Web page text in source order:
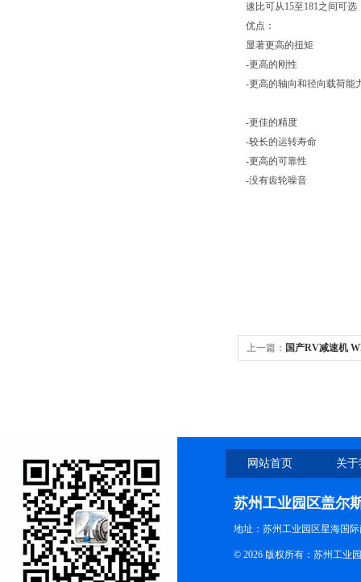
速比可从15至181之间可选
优点：
显著更高的扭矩
-更高的刚性
-更高的轴向和径向载荷能
-更佳的精度
-较长的运转寿命
-更高的可靠性
-没有齿轮噪音
上一篇： 国产RV减速机
网站首页 关
苏州工业园区盖尔
地址：苏州工业园区星海国
© 2026 版权所有：苏州工业